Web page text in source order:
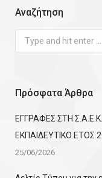
Αναζήτηση
Search:
Πρόσφατα Άρθρα
ΕΓΓΡΑΦΕΣ ΣΤΗ
ΕΚΠΑΙΔΕΥΤΙΚΟ ΕΤΟΣ
25/06/2026